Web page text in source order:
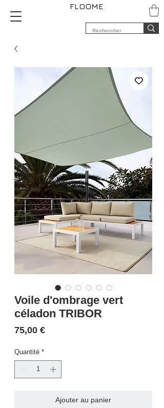
FLOOME
Voile d'ombrage vert
céladon TRIBOR
75,00 €Prix
Quantité *
Ajouter au panier